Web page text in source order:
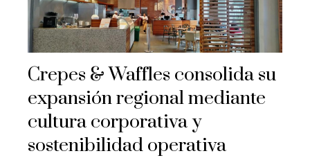
Crepes & Waffles consolida su
expansión regional mediante
cultura corporativa y
sostenibilidad operativa